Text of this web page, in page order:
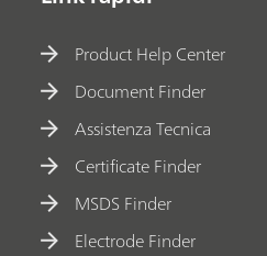
Product Help Center
Document Finder
Assistenza Tecnica
Certificate Finder
MSDS Finder
Electrode Finder